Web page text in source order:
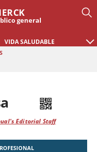
general
VIDA SALUDABLE
Editorial Staff